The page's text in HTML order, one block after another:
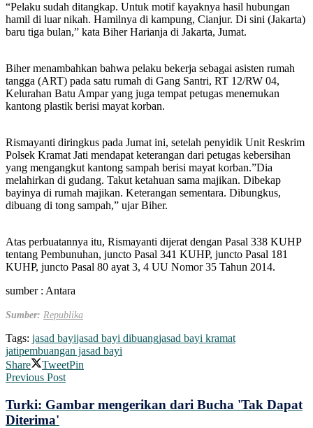
“Pelaku sudah ditangkap. Untuk motif kayaknya hasil hubungan
hamil di luar nikah. Hamilnya di kampung, Cianjur. Di sini (Jakarta)
baru tiga bulan,” kata Biher Harianja di Jakarta, Jumat.
Biher menambahkan bahwa pelaku bekerja sebagai asisten rumah
tangga (ART) pada satu rumah di Gang Santri, RT 12/RW 04,
Kelurahan Batu Ampar yang juga tempat petugas menemukan
kantong plastik berisi mayat korban.
Rismayanti diringkus pada Jumat ini, setelah penyidik Unit Reskrim
Polsek Kramat Jati mendapat keterangan dari petugas kebersihan
yang mengangkut kantong sampah berisi mayat korban.”Dia
melahirkan di gudang. Takut ketahuan sama majikan. Dibekap
bayinya di rumah majikan. Keterangan sementara. Dibungkus,
dibuang di tong sampah,” ujar Biher.
Atas perbuatannya itu, Rismayanti dijerat dengan Pasal 338 KUHP
tentang Pembunuhan, juncto Pasal 341 KUHP, juncto Pasal 181
KUHP, juncto Pasal 80 ayat 3, 4 UU Nomor 35 Tahun 2014.
sumber : Antara
Sumber: Republika
Tags: jasad bayijasad bayi dibuangjasad bayi kramat
jatipembuangan jasad bayi
Share
TweetPin
Previous Post
Turki: Gambar mengerikan dari Bucha 'Tak Dapat
Diterima'